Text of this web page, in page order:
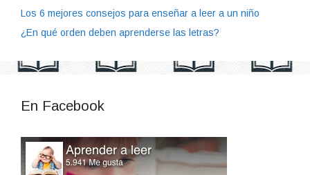
Los 6 mejores consejos para enseñar a leer a un niño
¿En qué orden deben aprenderse las letras?
En Facebook